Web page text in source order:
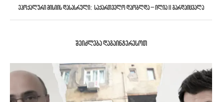
ეპოქალური მისიის დასასრული: საქართველო დაობლდა – ილია II გარდაიცვალა
ᲨᲔᲘᲫᲚᲔᲑᲐ ᲓᲐᲒᲐᲘᲜᲢᲔᲠᲔᲡᲝᲗ